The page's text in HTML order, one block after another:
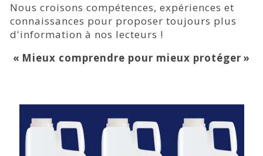
Nous croisons compétences, expériences et
connaissances pour proposer toujours plus
d'information à nos lecteurs !
« Mieux comprendre pour mieux protéger »